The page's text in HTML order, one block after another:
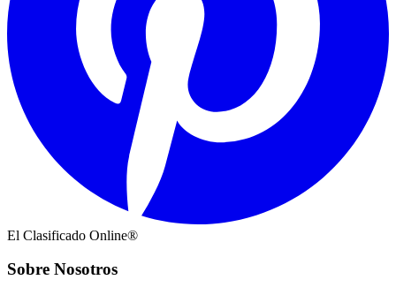
El Clasificado Online®
Sobre Nosotros